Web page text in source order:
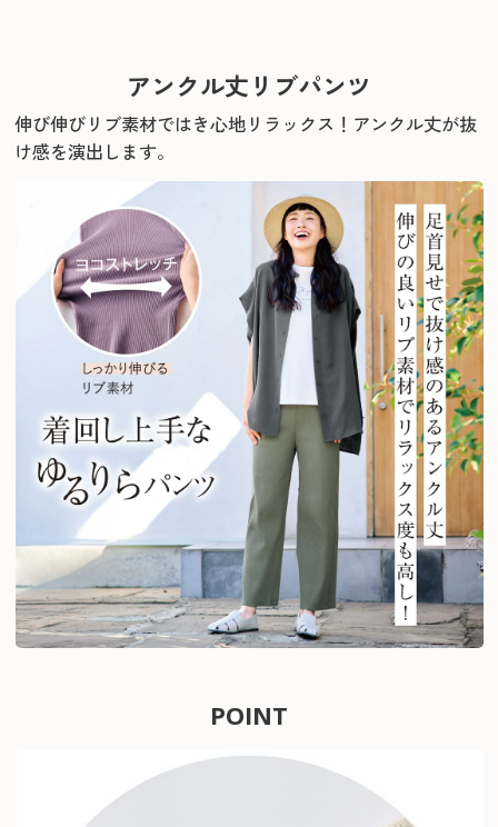
アンクル丈リブパンツ
伸び伸びリブ素材ではき心地リラックス！ アンクル丈が抜
け感を演出します。
POINT